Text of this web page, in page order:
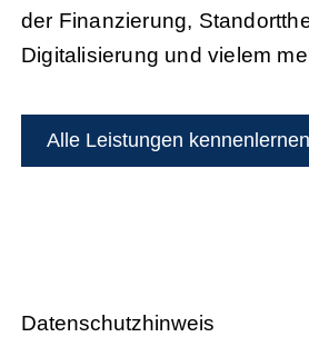
der Finanzierung,
Digitalisierung und vielem
Alle Leistungen kennenlernen
Datenschutzhinweis